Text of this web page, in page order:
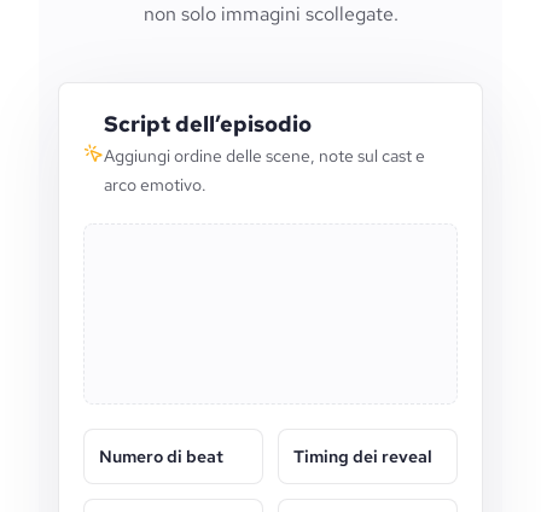
non solo immagini scollegate.
Script dell’episodio
Aggiungi ordine delle scene, note sul cast e
arco emotivo.
Numero di beat Timing dei reveal